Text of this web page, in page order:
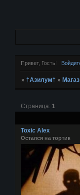
Привет, Гость!
»†Азилум† »
Страница: 1
Toxic Alex
Остался на тортик